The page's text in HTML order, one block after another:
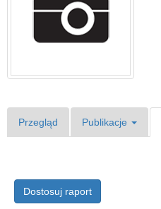
Przegląd Publikacje
Dostosuj raport